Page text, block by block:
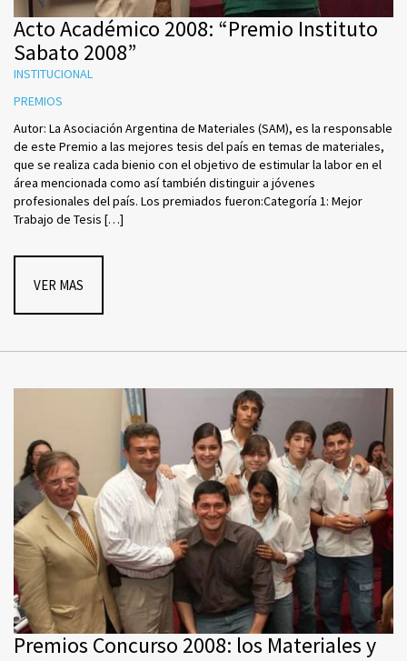
Acto Académico 2008: “Premio Instituto
Sabato 2008”
INSTITUCIONAL
PREMIOS
Autor: La Asociación Argentina de Materiales (SAM), es la responsable
de este Premio a las mejores tesis del país en temas de materiales,
que se realiza cada bienio con el objetivo de estimular la labor en el
área mencionada como así también distinguir a jóvenes
profesionales del país. Los premiados fueron:Categoría 1: Mejor
Trabajo de Tesis […]
VER MAS
Premios Concurso 2008: los Materiales y